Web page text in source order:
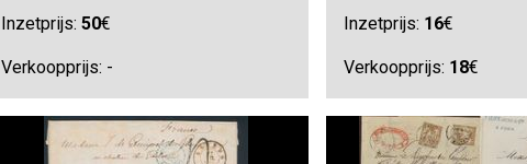
Inzetprijs:50€
Verkoopprijs: -
Inzetprijs: 16€
Verkoopprijs: 18€